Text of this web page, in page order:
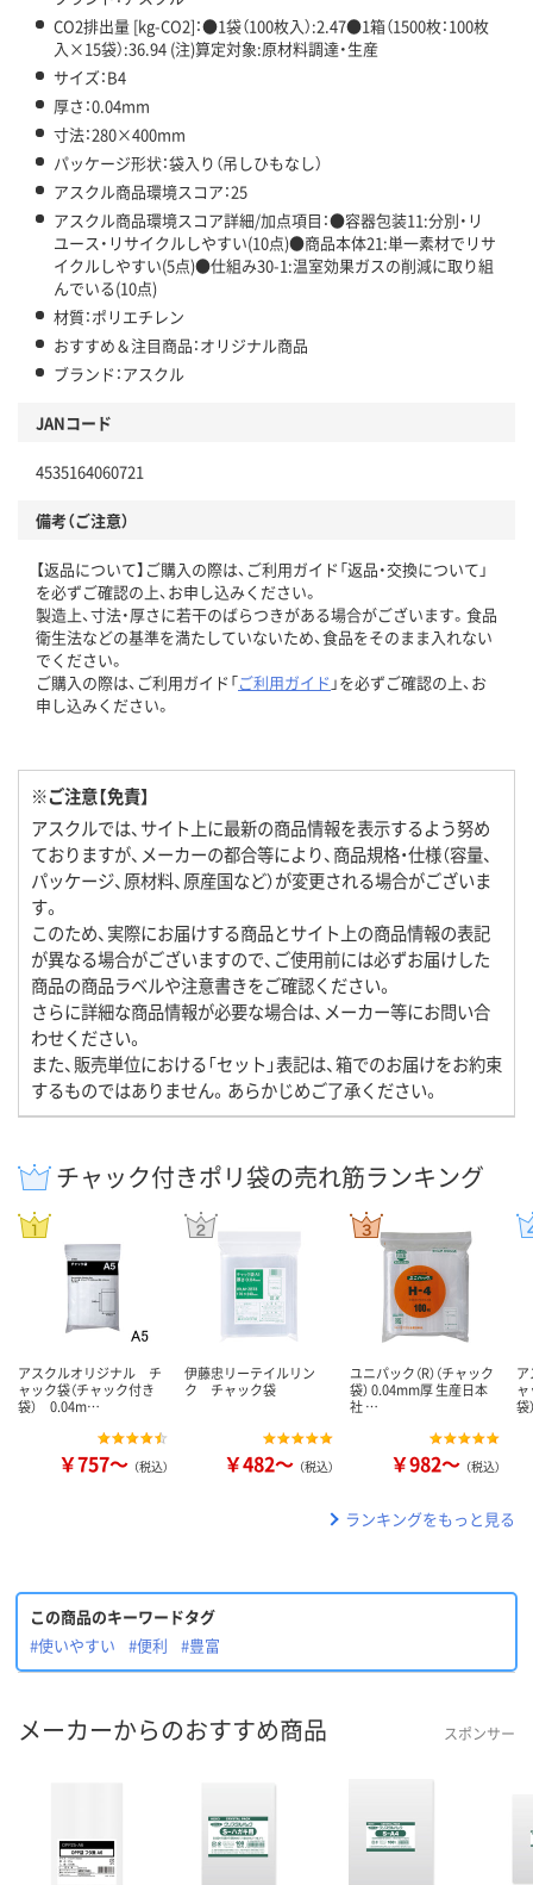
CO2排出量 [kg-CO2]：●1袋（100枚入）:2.47●1箱（1500枚：100枚
入×15袋）:36.94 (注)算定対象:原材料調達・生産
サイズ：B4
厚さ：0.04mm
寸法：280×400mm
パッケージ形状：袋入り（吊しひもなし）
アスクル商品環境スコア：25
アスクル商品環境スコア詳細/加点項目：●容器包装11:分別・リ
ユース・リサイクルしやすい(10点)●商品本体21:単一素材でリサ
イクルしやすい(5点)●仕組み30-1:温室効果ガスの削減に取り組
んでいる(10点)
材質：ポリエチレン
おすすめ＆注目商品：オリジナル商品
ブランド：アスクル
JANコード
4535164060721
備考（ご注意）
【返品について】ご購入の際は、ご利用ガイド「返品・交換について」
を必ずご確認の上、お申し込みください。
製造上、寸法・厚さに若干のばらつきがある場合がございます。食品
衛生法などの基準を満たしていないため、食品をそのまま入れない
でください。
ご購入の際は、ご利用ガイド「ご利用ガイド 」を必ずご確認の上、お
申し込みください。
※ご注意【免責】
アスクルでは、サイト上に最新の商品情報を表示するよう努め
ておりますが、メーカーの都合等により、商品規格・仕様（容量、
パッケージ、原材料、原産国など）が変更される場合がございま
す。
このため、実際にお届けする商品とサイト上の商品情報の表記
が異なる場合がございますので、ご使用前には必ずお届けした
商品の商品ラベルや注意書きをご確認ください。
さらに詳細な商品情報が必要な場合は、メーカー等にお問い合
わせください。
また、販売単位における「セット」表記は、箱でのお届けをお約束
するものではありません。あらかじめご了承ください。
チャック付きポリ袋の売れ筋ランキング
アスクルオリジナル チ
ャック袋（チャック付き
袋） 0.04m…
￥757～ （税込）
伊藤忠リーテイルリン
ク チャック袋
￥482～ （税込）
ユニパック（R）（チャック
袋） 0.04mm厚 生産日本
社 …
￥982～ （税込）
ャ
ランキングをもっと見る
この商品のキーワードタグ
#使いやすい
#便利 #豊富
メーカーからのおすすめ商品 スポンサー